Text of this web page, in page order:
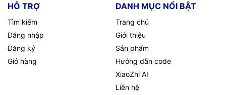
HỖ TRỢ
Tìm kiếm
Đăng nhập
Đăng ký
Giỏ hàng
DANH MỤC NỔI BẬT
Trang chủ
Giới thiệu
Sản phẩm
Hướng dẫn code
XiaoZhi AI
Liên hệ